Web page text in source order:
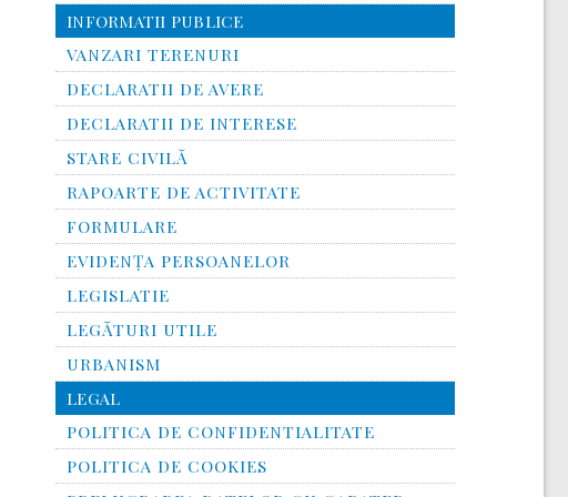
INFORMATII PUBLICE
VANZARI TERENURI
DECLARATII DE AVERE
DECLARATII DE INTERESE
STARE CIVILĂ
RAPOARTE DE ACTIVITATE
FORMULARE
EVIDENȚA PERSOANELOR
LEGISLATIE
LEGĂTURI UTILE
URBANISM
LEGAL
POLITICA DE CONFIDENTIALITATE
POLITICA DE COOKIES